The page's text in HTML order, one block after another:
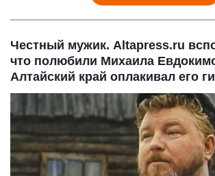
Честный мужик. Altapress.ru
что полюбили Михаила
Алтайский край оплакивал его